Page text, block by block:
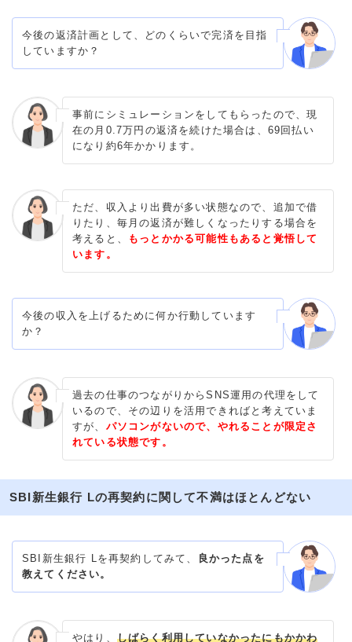
今後の返済計画として、どのくらいで完済を目指
していますか？
事前にシミュレーションをしてもらったので、現
在の月0.7万円の返済を続けた場合は、69回払い
になり約6年かかります。
ただ、収入より出費が多い状態なので、追加で借
りたり、毎月の返済が難しくなったりする場合を
考えると、
もっとかかる可能性もあると覚悟して
います。
今後の収入を上げるために何か行動しています
か？
過去の仕事のつながりからSNS運用の代理をして
いるので、その辺りを活用できればと考えていま
すが、 パソコンがないので、やれることが限定さ
れている状態です。
SBI新生銀行 Lの再契約に関して不満はほとんどない
SBI新生銀行 Lを再契約してみて、
良かった点を
教えてください。
やはり、 しばらく利用していなかったにもかかわ